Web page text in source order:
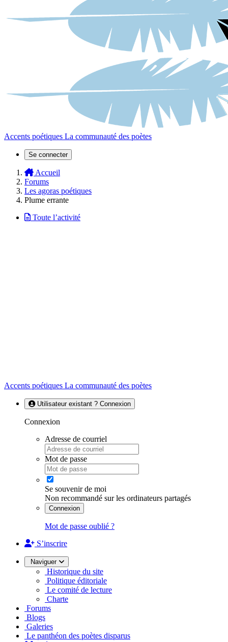
Accents poétiques La communauté des poètes
Se connecter
Accueil
Forums
Les agoras poétiques
Plume errante
Toute l’activité
Accents poétiques La communauté des poètes
Utilisateur existant ? Connexion
Connexion
Adresse de courriel
Mot de passe
Se souvenir de moi
Non recommandé sur les ordinateurs partagés
Connexion
Mot de passe oublié ?
S’inscrire
Naviguer
Historique du site
Politique éditoriale
Le comité de lecture
Charte
Forums
Blogs
Galeries
Le panthéon des poètes disparus